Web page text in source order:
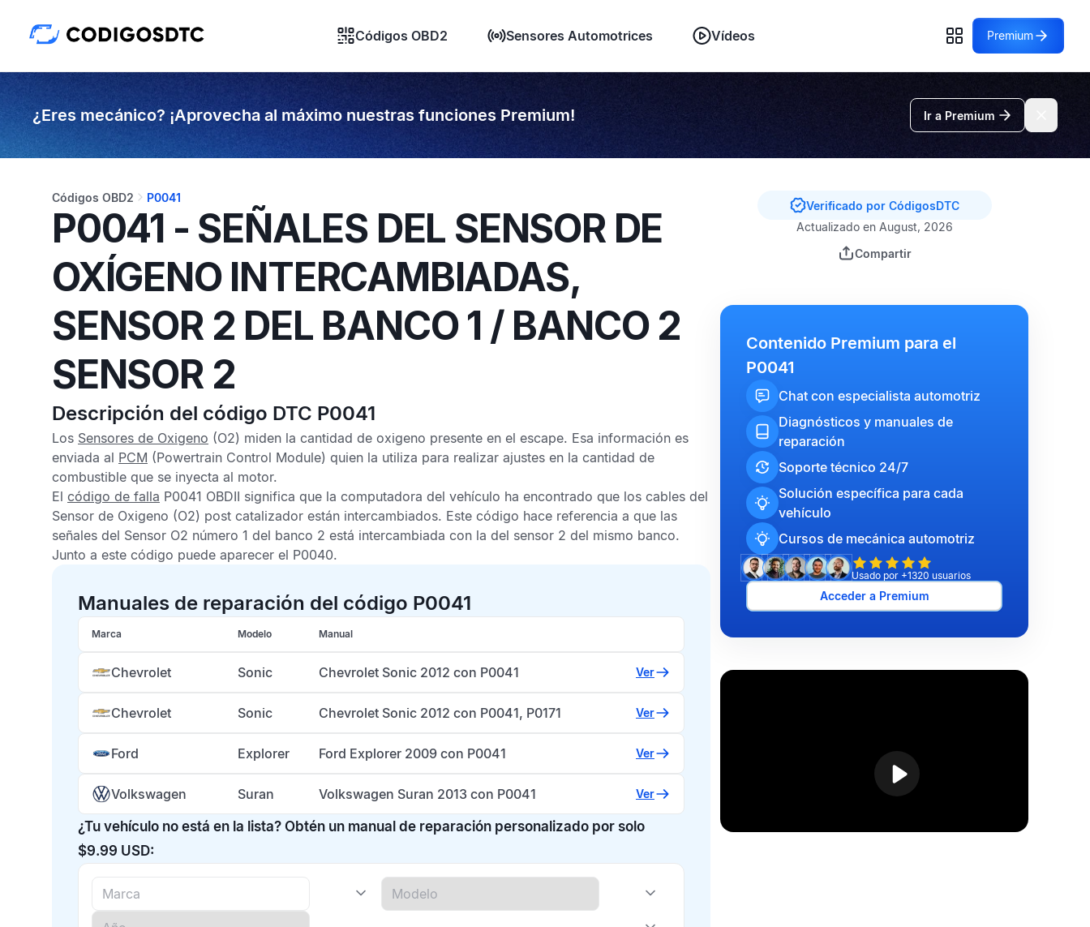
Códigos OBD2 Sensores Automotrices Vídeos Premium
¿Eres mecánico? ¡Aprovecha al máximo nuestras funciones Premium! Ir a Premium
Códigos OBD2 P0041
P0041 - SEÑALES DEL SENSOR DE
OXÍGENO INTERCAMBIADAS,
SENSOR 2 DEL BANCO 1 / BANCO 2
SENSOR 2
Descripción del código DTC P0041
Los Sensores de Oxigeno (O2) miden la cantidad de oxigeno presente en el escape. Esa información es
enviada al PCM (Powertrain Control Module) quien la utiliza para realizar ajustes en la cantidad de
combustible que se inyecta al motor.
El código de falla P0041 OBDII significa que la computadora del vehículo ha encontrado que los cables del
Sensor de Oxigeno (O2) post catalizador están intercambiados. Este código hace referencia a que las
señales del Sensor O2 número 1 del banco 2 está intercambiada con la del sensor 2 del mismo banco.
Junto a este código puede aparecer el P0040.
Manuales de reparación del código P0041
Marca Modelo Manual
Chevrolet Sonic Chevrolet Sonic 2012 con P0041 Ver
Chevrolet Sonic Chevrolet Sonic 2012 con P0041, P0171 Ver
Ford Explorer Ford Explorer 2009 con P0041 Ver
Volkswagen Suran Volkswagen Suran 2013 con P0041 Ver
¿Tu vehículo no está en la lista? Obtén un manual de reparación personalizado por solo
$9.99 USD:
Verificado por CódigosDTC
Actualizado en August, 2026
Compartir
Contenido Premium para el
P0041
Chat con especialista automotriz
Diagnósticos y manuales de
reparación
Soporte técnico 24/7
Solución específica para cada
vehículo
Cursos de mecánica automotriz
Usado por +1320 usuarios
Acceder a Premium